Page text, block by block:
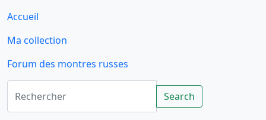
Accueil
Ma collection
Forum des montres russes
Rechercher
Search